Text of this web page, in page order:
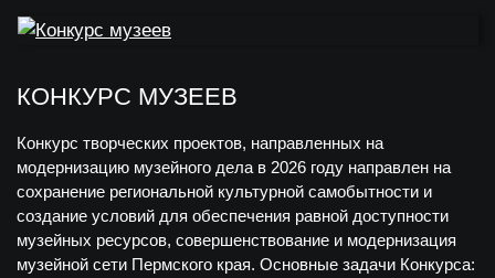
КОНКУРС МУЗЕЕВ
Конкурс творческих проектов, направленных на
модернизацию музейного дела в 2026 году направлен на
сохранение региональной культурной самобытности и
создание условий для обеспечения равной доступности
музейных ресурсов, совершенствование и модернизация
музейной сети Пермского края. Основные задачи Конкурса: